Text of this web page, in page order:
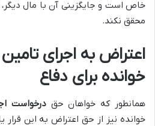
خاص است و جایگزینی آن با مال
محقق نکند.
اعتراض به اجرای
خوانده برای دفاع
همانطور که خواهان حقدرخواست
خوانده نیز از حق اعتراض به این قرار